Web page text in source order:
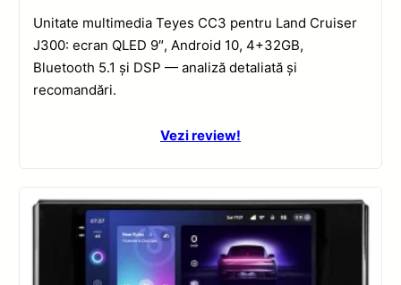
Unitate multimedia Teyes CC3 pentru Land Cruiser
J300: ecran QLED 9″, Android 10, 4+32GB,
Bluetooth 5.1 și DSP — analiză detaliată și
recomandări.
Vezi review!